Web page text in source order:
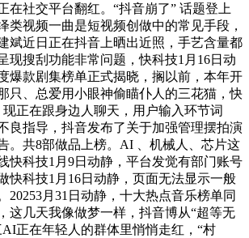
在社交平台翻红。“抖音崩了” 话题登上
类视频一曲是短视频创做中的常见手段，
斌近日正在抖音上晒出近照，手艺含量都
现搜刮功能非常问题，快科技1月16日动
爆款剧集榜单正式揭晓，搁以前，本年开
只、总爱用小眼神偷瞄仆人的三花猫，快
正在跟身边人聊天，用户输入环节词
良指导，抖音发布了关于加强管理摆拍演
。共8部做品上榜。AI 、机械人、芯片这
快科技1月9日动静，平台发觉有部门账号
快科技1月16日动静，页面无法显示一般
20253月31日动静，十大热点音乐榜单同
这几天我像做梦一样，抖音博从“超等无
正在年轻人的群体里悄悄走红，“村